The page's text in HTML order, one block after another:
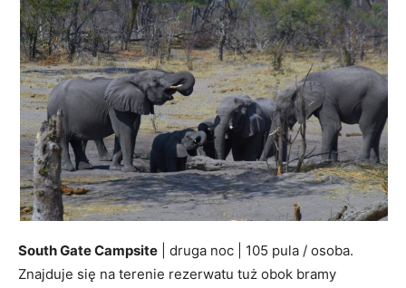
South Gate Campsite | druga noc | 105 pula / osoba.
Znajduje się na terenie rezerwatu tuż obok bramy